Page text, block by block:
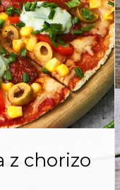
z chorizo